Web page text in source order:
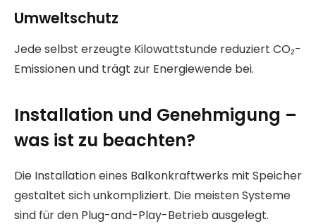
Umweltschutz
Jede selbst erzeugte Kilowattstunde reduziert CO₂-
Emissionen und trägt zur Energiewende bei.
Installation und Genehmigung –
was ist zu beachten?
Die Installation eines Balkonkraftwerks mit Speicher
gestaltet sich unkompliziert. Die meisten Systeme
sind für den Plug-and-Play-Betrieb ausgelegt.